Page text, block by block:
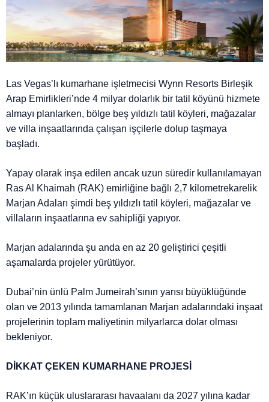
Las Vegas’lı kumarhane işletmecisi Wynn Resorts Birleşik
Arap Emirlikleri’nde 4 milyar dolarlık bir tatil köyünü hizmete
almayı planlarken, bölge beş yıldızlı tatil köyleri, mağazalar
ve villa inşaatlarında çalışan işçilerle dolup taşmaya
başladı.
Yapay olarak inşa edilen ancak uzun süredir kullanılamayan
Ras Al Khaimah (RAK) emirliğine bağlı 2,7 kilometrekarelik
Marjan Adaları şimdi beş yıldızlı tatil köyleri, mağazalar ve
villaların inşaatlarına ev sahipliği yapıyor.
Marjan adalarında şu anda en az 20 geliştirici çeşitli
aşamalarda projeler yürütüyor.
Dubai’nin ünlü Palm Jumeirah’sının yarısı büyüklüğünde
olan ve 2013 yılında tamamlanan Marjan adalarındaki inşaat
projelerinin toplam maliyetinin milyarlarca dolar olması
bekleniyor.
DİKKAT ÇEKEN KUMARHANE PROJESİ
RAK’ın küçük uluslararası havaalanı da 2027 yılına kadar